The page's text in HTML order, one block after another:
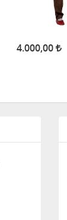
4.000,00